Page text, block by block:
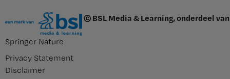
© BSL Media & Learning, onderdeel van
Springer Nature
Privacy Statement
Disclaimer